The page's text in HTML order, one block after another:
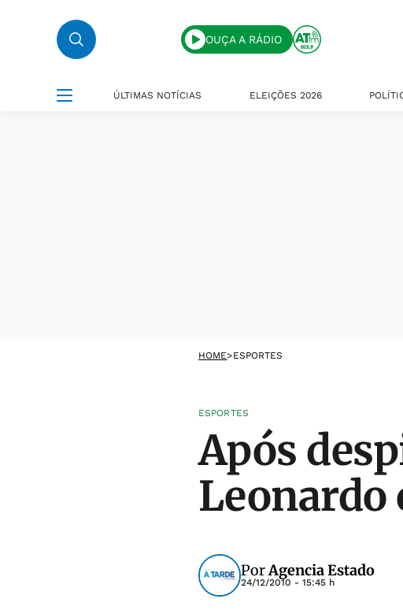
OUÇA A RÁDIO
ÚLTIMAS NOTÍCIAS ELEIÇÕES 2026
HOME>ESPORTES
ESPORTES
Após
Leonardo
PorAgencia Estado
24/12/2010 - 15:45 h